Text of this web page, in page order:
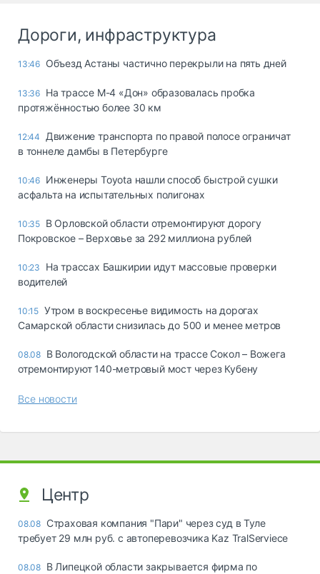
Дороги, инфраструктура
13:46 Объезд Астаны частично перекрыли на пять дней
13:36 На трассе М-4 «Дон» образовалась пробка
протяжённостью более 30 км
12:44
Движение транспорта по правой полосе ограничат
в тоннеле дамбы в Петербурге
10:46 Инженеры Toyota нашли способ быстрой сушки
асфальта на испытательных полигонах
10:35 В Орловской области отремонтируют дорогу
Покровское – Верховье за 292 миллиона рублей
10:23
На трассах Башкирии идут массовые проверки
водителей
10:15 Утром в воскресенье видимость на дорогах
Самарской области снизилась до 500 и менее метров
08.08 В Вологодской области на трассе Сокол – Вожега
отремонтируют 140-метровый мост через Кубену
Все новости
Центр
08.08 Страховая компания "Пари" через суд в Туле
требует 29 млн руб. с автоперевозчика Kaz TralServiece
08.08 В Липецкой области закрывается фирма по